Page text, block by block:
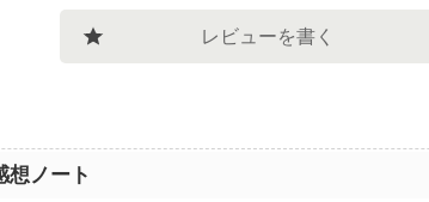
レビューを書く
想ノート